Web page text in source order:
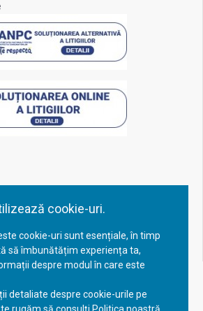
cookie-uri.
cookie-uri sunt esențiale, în timp
să îmbunătățim experiența ta,
despre modul în care este
detaliate despre cookie-urile pe